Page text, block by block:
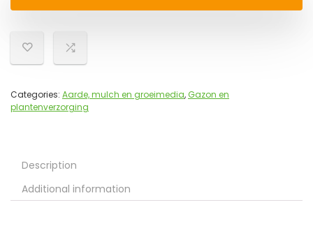
Categories: Aarde, mulch en groeimedia,Gazon en
plantenverzorging
Description
Additional information